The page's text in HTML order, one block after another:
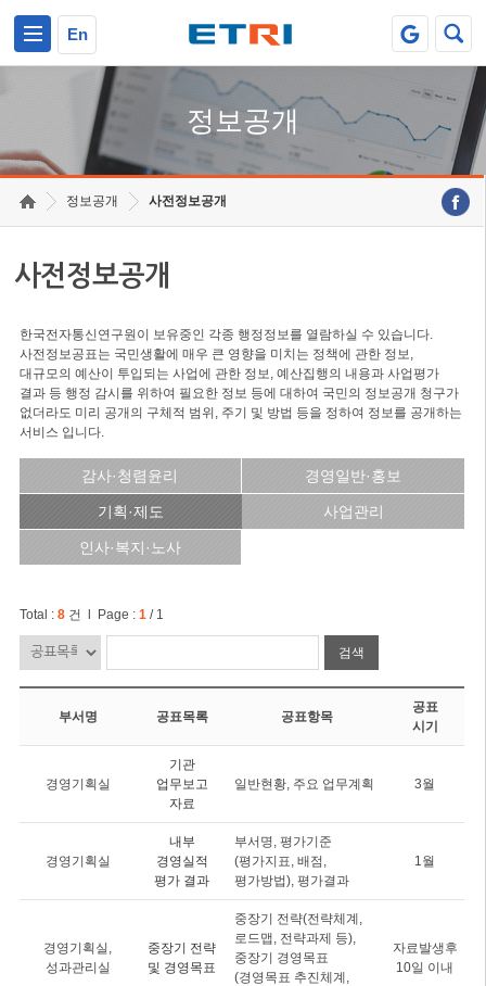
En
정보공개
정보공개 사전정보공개
사전정보공개
한국전자통신연구원이 보유중인 각종 행정정보를 열람하실 수 있습니다.
사전정보공표는 국민생활에 매우 큰 영향을 미치는 정책에 관한 정보,
대규모의 예산이 투입되는 사업에 관한 정보, 예산집행의 내용과 사업평가
결과 등 행정 감시를 위하여 필요한 정보 등에 대하여 국민의 정보공개 청구가
없더라도 미리 공개의 구체적 범위, 주기 및 방법 등을 정하여 정보를 공개하는
서비스 입니다.
감사·청렴윤리 경영일반·홍보
기획·제도 사업관리
인사·복지·노사
Total : 8건 l Page : 1/ 1
검색
부서명 공표목록 공표항목
공표
시기
경영기획실
기관
업무보고
자료
일반현황, 주요 업무계획 3월
경영기획실
내부
경영실적
평가 결과
부서명, 평가기준
(평가지표, 배점,
평가방법), 평가결과
1월
경영기획실,
성과관리실
중장기 전략
및 경영목표
중장기 전략(전략체계,
로드맵, 전략과제 등),
중장기 경영목표
(경영목표 추진체계,
자료발생후
10일 이내